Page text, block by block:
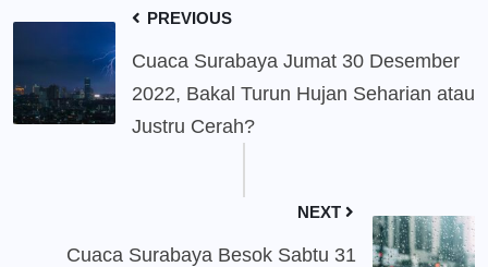
PREVIOUS
Cuaca Surabaya Jumat 30 Desember
2022, Bakal Turun Hujan Seharian atau
Justru Cerah?
NEXT
Cuaca Surabaya Besok Sabtu 31